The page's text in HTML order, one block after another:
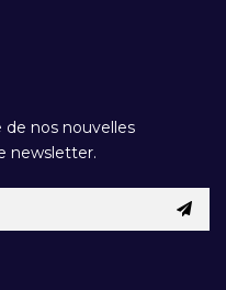
de nos nouvelles
newsletter.